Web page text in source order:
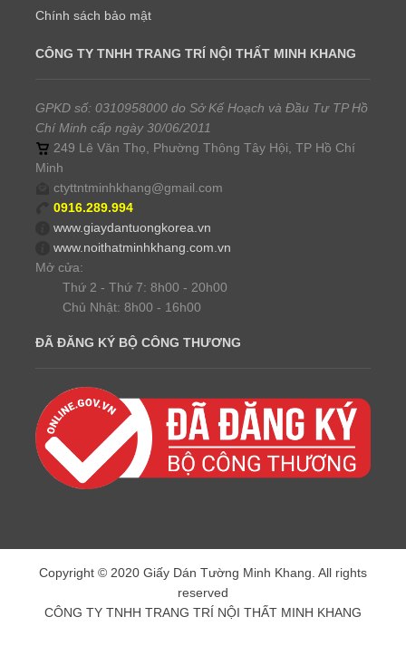
Chính sách bảo mật
CÔNG TY TNHH TRANG TRÍ NỘI THẤT MINH KHANG
GPKD số: 0310958000 do Sở Kế Hoạch và Đầu Tư TP Hồ
Chí Minh cấp ngày 30/06/2011
249 Lê Văn Thọ, Phường Thông Tây Hội, TP Hồ Chí
Minh
ctyttntminhkhang@gmail.com
0916.289.994
www.giaydantuongkorea.vn
www.noithatminhkhang.com.vn
Mở cửa:
Thứ 2 - Thứ 7: 8h00 - 20h00
Chủ Nhật: 8h00 - 16h00
ĐÃ ĐĂNG KÝ BỘ CÔNG THƯƠNG
Copyright © 2020 Giấy Dán Tường Minh Khang. All rights
reserved
CÔNG TY TNHH TRANG TRÍ NỘI THẤT MINH KHANG